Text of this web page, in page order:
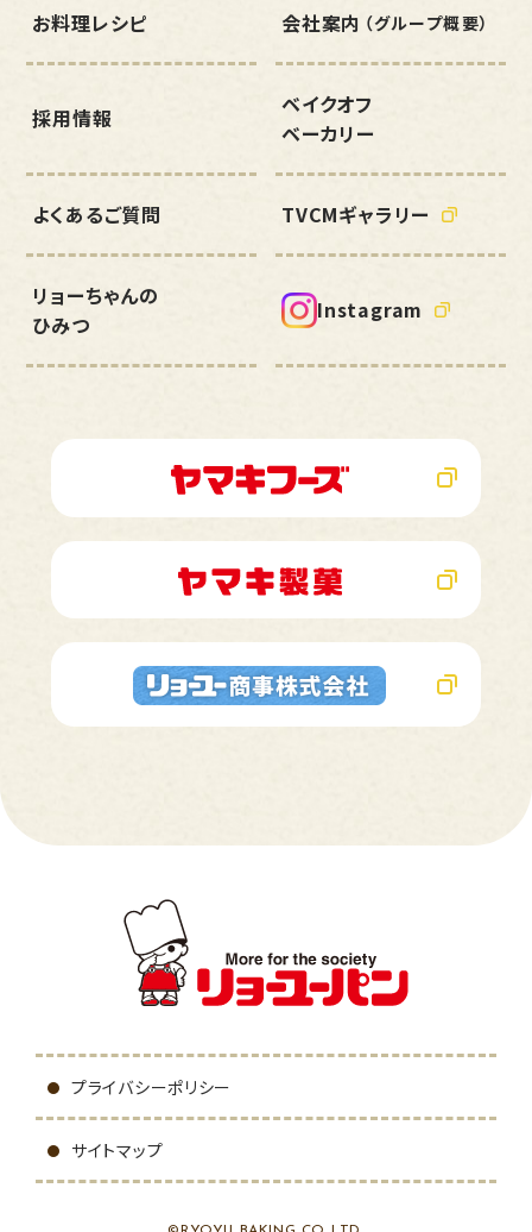
お料理レシピ 会社案内 （グループ概要）
採用情報
ベイクオフ
ベーカリー
よくあるご質問 TVCMギャラリー
リョーちゃんの
ひみつ
Instagram
プライバシーポリシー
サイトマップ